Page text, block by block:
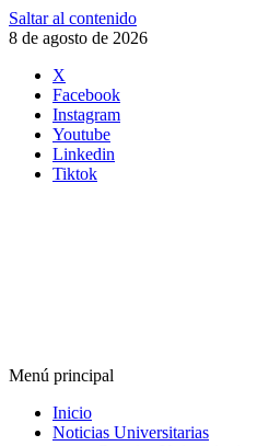
Saltar al contenido
8 de agosto de 2026
X
Facebook
Instagram
Youtube
Linkedin
Tiktok
Menú principal
Inicio
Noticias Universitarias